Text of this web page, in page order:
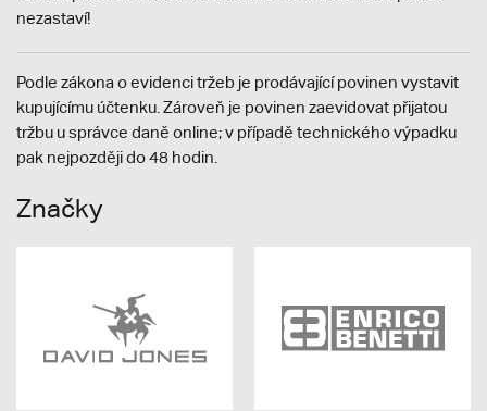
nezastaví!
Podle zákona o evidenci tržeb je prodávající povinen vystavit
kupujícímu účtenku. Zároveň je povinen zaevidovat přijatou
tržbu u správce daně online; v případě technického výpadku
pak nejpozději do 48 hodin.
Značky